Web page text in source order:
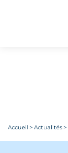
Accueil > Actualités >